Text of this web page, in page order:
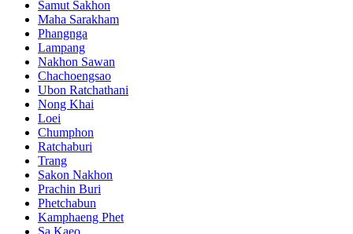
Samut Sakhon
Maha Sarakham
Phangnga
Lampang
Nakhon Sawan
Chachoengsao
Ubon Ratchathani
Nong Khai
Loei
Chumphon
Ratchaburi
Trang
Sakon Nakhon
Prachin Buri
Phetchabun
Kamphaeng Phet
Sa Kaeo